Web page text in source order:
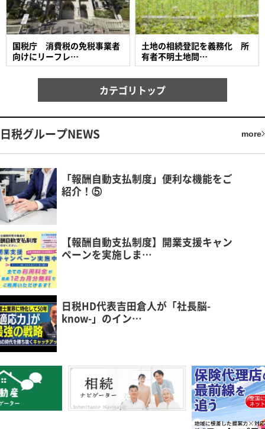
土地の相続登記を義務化 所
有者不明土地問…
国税庁 消費税の免税事業者
向けにリーフレ…
カテゴリトップ
日税グループNEWS more
「報酬自動支払制度」便利な機能をご
紹介！⑤
【報酬自動支払制度】開業支援キャン
ペーンを実施しま…
日税HD代表吉田倉人が「社長脳-
know-」のイン…